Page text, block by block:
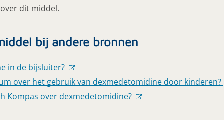
dit middel.
bij andere bronnen
in de bijsluiter?
over het gebruik van dexmedetomidine door kinderen?
Kompas over dexmedetomidine?